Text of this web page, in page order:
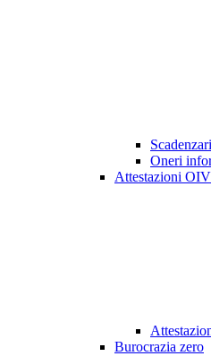
Oneri
Attestazioni
Burocrazia zero